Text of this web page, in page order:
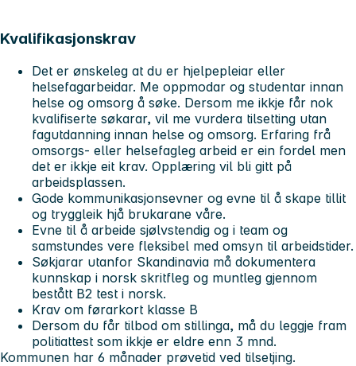
Kvalifikasjonskrav
Det er ønskeleg at du er hjelpepleiar eller
helsefagarbeidar. Me oppmodar og studentar innan
helse og omsorg å søke. Dersom me ikkje får nok
kvalifiserte søkarar, vil me vurdera tilsetting utan
fagutdanning innan helse og omsorg. Erfaring frå
omsorgs- eller helsefagleg arbeid er ein fordel men
det er ikkje eit krav. Opplæring vil bli gitt på
arbeidsplassen.
Gode kommunikasjonsevner og evne til å skape tillit
og tryggleik hjå brukarane våre.
Evne til å arbeide sjølvstendig og i team og
samstundes vere fleksibel med omsyn til arbeidstider.
Søkjarar utanfor Skandinavia må dokumentera
kunnskap i norsk skritfleg og muntleg gjennom
bestått B2 test i norsk.
Krav om førarkort klasse B
Dersom du får tilbod om stillinga, må du leggje fram
politiattest som ikkje er eldre enn 3 mnd.
Kommunen har 6 månader prøvetid ved tilsetjing.